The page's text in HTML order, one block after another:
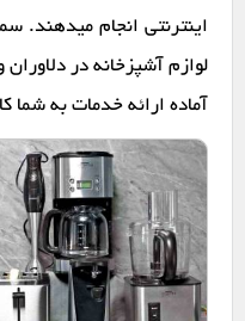
اینترنتی انجام میدهند.
لوازم آشپزخانه در
آماده ارائه خدمات به شما